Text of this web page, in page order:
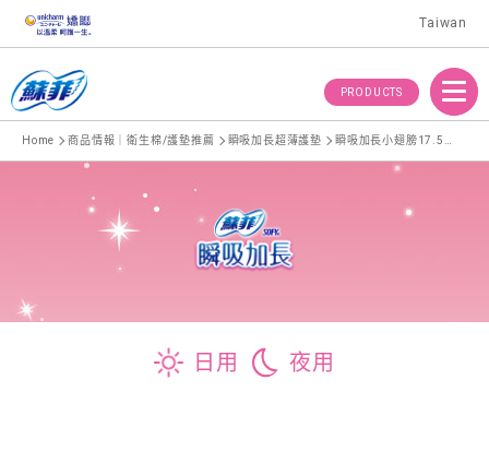
Taiwan
PRODUCTS
Menu
Home 商品情報｜衛生棉/護墊推薦 瞬吸加長超薄護墊
日用 夜用